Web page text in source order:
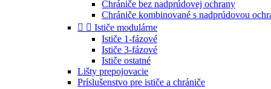
Chrániče bez nadprúdovej ochrany
Chrániče kombinované s nadprúdovou
  Ističe modulárne
Ističe 1-fázové
Ističe 3-fázové
Ističe ostatné
Lišty prepojovacie
Príslušenstvo pre ističe a chrániče